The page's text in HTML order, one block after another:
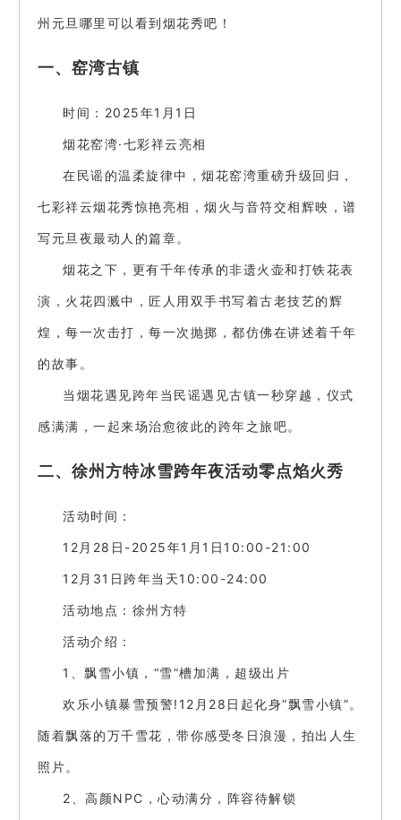
州元旦哪里可以看到烟花秀吧！
一、窑湾古镇
时间：2025年1月1日
烟花窑湾·七彩祥云亮相
在民谣的温柔旋律中，烟花窑湾重磅升级回归，
七彩祥云烟花秀惊艳亮相，烟火与音符交相辉映，谱
写元旦夜最动人的篇章。
烟花之下，更有千年传承的非遗火壶和打铁花表
演，火花四溅中，匠人用双手书写着古老技艺的辉
煌，每一次击打，每一次抛掷，都仿佛在讲述着千年
的故事。
当烟花遇见跨年当民谣遇见古镇一秒穿越，仪式
感满满，一起来场治愈彼此的跨年之旅吧。
二、徐州方特冰雪跨年夜活动零点焰火秀
活动时间：
12月28日-2025年1月1日10:00-21:00
12月31日跨年当天10:00-24:00
活动地点：徐州方特
活动介绍：
1、飘雪小镇，“雪”槽加满，超级出片
欢乐小镇暴雪预警!12月28日起化身“飘雪小镇”。
随着飘落的万千雪花，带你感受冬日浪漫，拍出人生
照片。
2、高颜NPC，心动满分，阵容待解锁